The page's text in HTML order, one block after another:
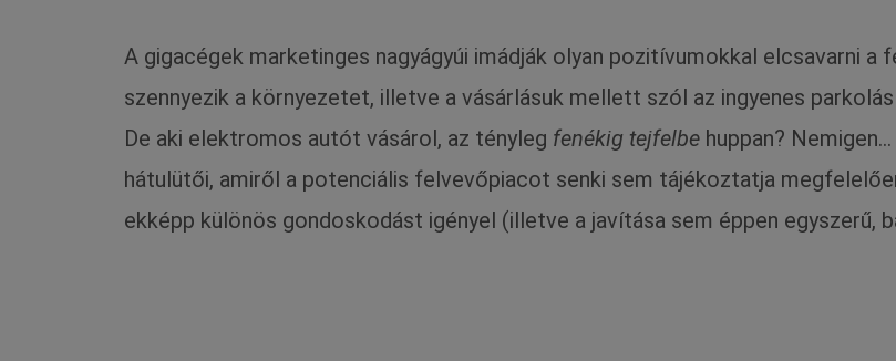
A gigacégek marketinges nagyágyúi imádják olyan pozitívumokkal elcsavarni
szennyezik a környezetet, illetve a vásárlásuk mellett szól az ingyenes
De aki elektromos autót vásárol, az tényleg fenékig tejfelbe huppan?
hátulütői, amiről a potenciális felvevőpiacot senki sem tájékoztatja
ekképp különös gondoskodást igényel (illetve a javítása sem éppen egyszerű,